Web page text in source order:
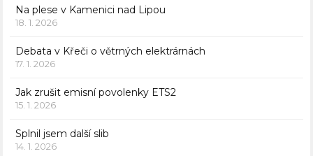
Na plese v Kamenici nad Lipou
18. 1. 2026
Debata v Křeči o větrných elektrárnách
17. 1. 2026
Jak zrušit emisní povolenky ETS2
15. 1. 2026
Splnil jsem další slib
14. 1. 2026